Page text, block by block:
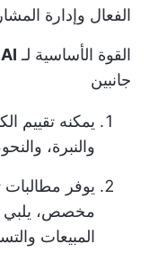
الفعال وإدارة
القوة الأساسية لـ
جانبين
يمكنه تقييم
والنبرة،
يوفر مطالبات
مخصص، يلبي
المبيعات